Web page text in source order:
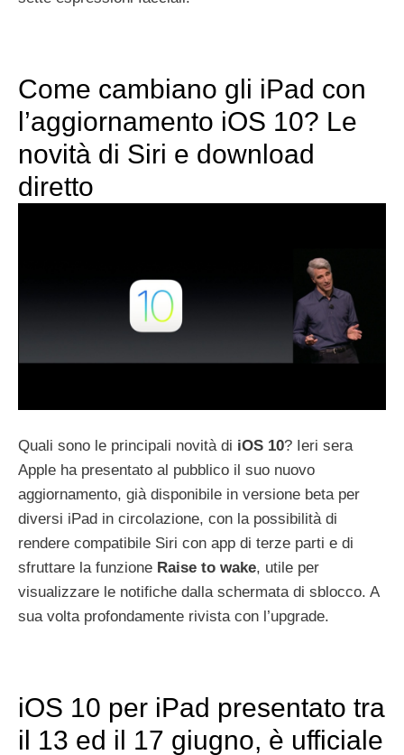
Come cambiano gli iPad con
l’aggiornamento iOS 10? Le
novità di Siri e download
diretto
Quali sono le principali novità di iOS 10? Ieri sera
Apple ha presentato al pubblico il suo nuovo
aggiornamento, già disponibile in versione beta per
diversi iPad in circolazione, con la possibilità di
rendere compatibile Siri con app di terze parti e di
sfruttare la funzione Raise to wake, utile per
visualizzare le notifiche dalla schermata di sblocco. A
sua volta profondamente rivista con l’upgrade.
iOS 10 per iPad presentato tra
il 13 ed il 17 giugno, è ufficiale